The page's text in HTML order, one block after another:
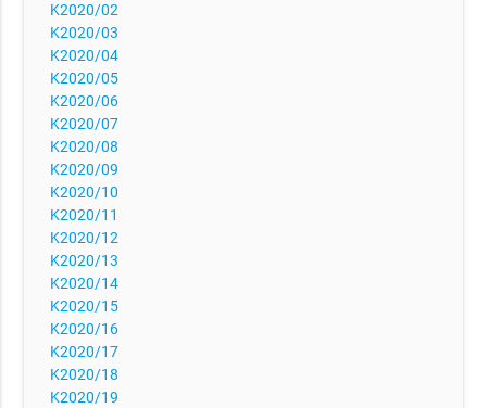
K2020/02
K2020/03
K2020/04
K2020/05
K2020/06
K2020/07
K2020/08
K2020/09
K2020/10
K2020/11
K2020/12
K2020/13
K2020/14
K2020/15
K2020/16
K2020/17
K2020/18
K2020/19